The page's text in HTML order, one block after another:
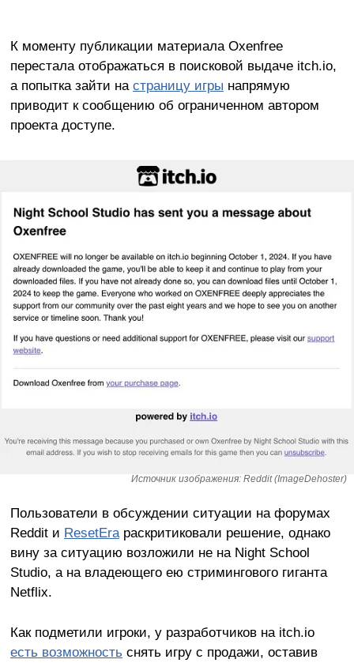
К моменту публикации материала Oxenfree
перестала отображаться в поисковой выдаче itch.io,
а попытка зайти на страницу игры напрямую
приводит к сообщению об ограниченном автором
проекта доступе.
Источник изображения: Reddit (ImageDehoster)
Пользователи в обсуждении ситуации на форумах
Reddit и ResetEraраскритиковали решение, однако
вину за ситуацию возложили не на Night School
Studio, а на владеющего ею стримингового гиганта
Netflix.
Как подметили игроки, у разработчиков на itch.io
есть возможность снять игру с продажи, оставив